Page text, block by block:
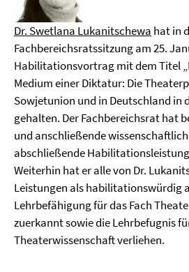
Dr. Swetlana Lukanitschewa hat in
Fachbereichsratssitzung am 25.
Habilitationsvortrag mit dem Titel
Medium einer Diktatur: Die
Sowjetunion und in Deutschland in
gehalten. Der Fachbereichsrat hat
und anschließende
abschließende
Weiterhin hat er alle von Dr.
Leistungen als habilitationswürdig
Lehrbefähigung für das Fach
zuerkannt sowie die Lehrbefugnis
Theaterwissenschaft verliehen.